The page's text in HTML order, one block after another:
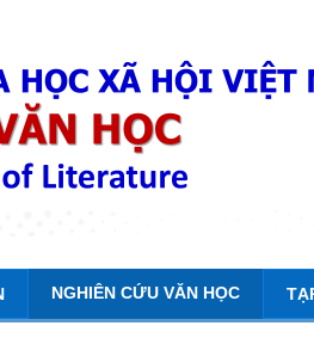
NGHIÊN CỨU VĂN HỌC